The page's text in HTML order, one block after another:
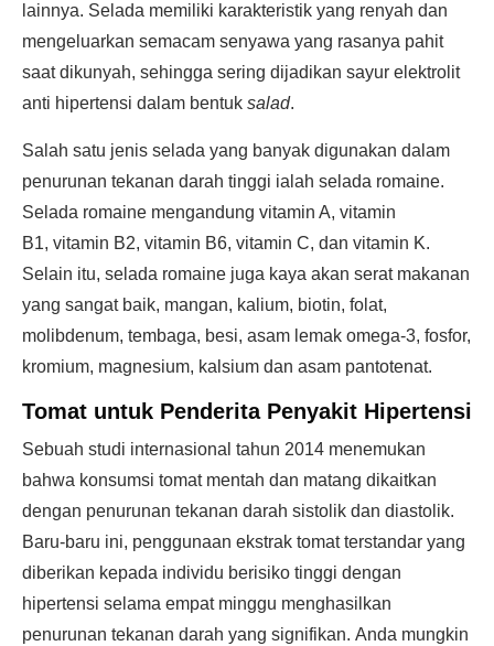
lainnya. Selada memiliki karakteristik yang renyah dan
mengeluarkan semacam senyawa yang rasanya pahit
saat dikunyah, sehingga sering dijadikan sayur elektrolit
anti hipertensi dalam bentuk salad.
Salah satu jenis selada yang banyak digunakan dalam
penurunan tekanan darah tinggi ialah selada romaine.
Selada romaine mengandung vitamin A, vitamin
B1, vitamin B2, vitamin B6, vitamin C, dan vitamin K.
Selain itu, selada romaine juga kaya akan serat makanan
yang sangat baik, mangan, kalium, biotin, folat,
molibdenum, tembaga, besi, asam lemak omega-3, fosfor,
kromium, magnesium, kalsium dan asam pantotenat.
Tomat untuk Penderita Penyakit Hipertensi
Sebuah studi internasional tahun 2014 menemukan
bahwa konsumsi tomat mentah dan matang dikaitkan
dengan penurunan tekanan darah sistolik dan diastolik.
Baru-baru ini, penggunaan ekstrak tomat terstandar yang
diberikan kepada individu berisiko tinggi dengan
hipertensi selama empat minggu menghasilkan
penurunan tekanan darah yang signifikan. Anda mungkin